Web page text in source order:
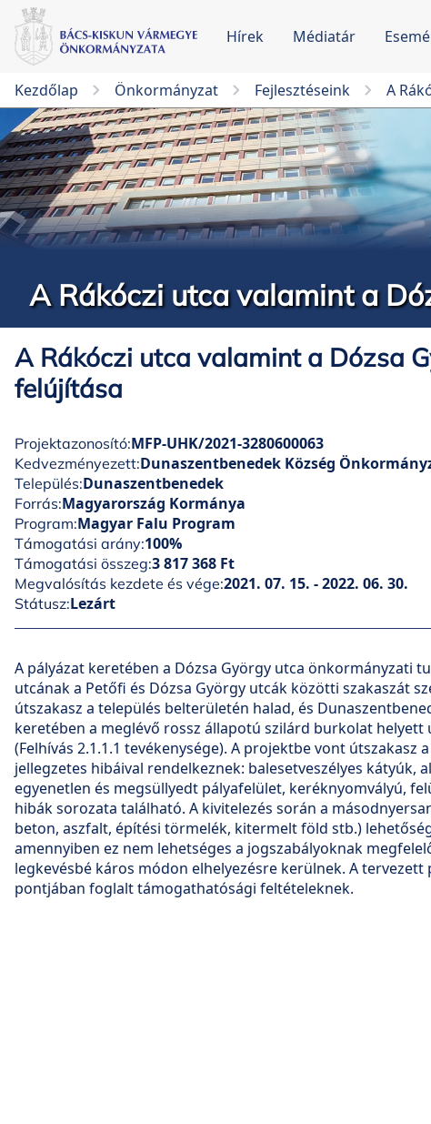
Hírek Médiatár
Kezdőlap Önkormányzat Fejlesztéseink A
A Rákóczi utca valamint a
A Rákóczi utca valamint a Dózsa
felújítása
Projektazonosító:MFP-UHK/2021-3280600063
Kedvezményezett:Dunaszentbenedek Község
Település:Dunaszentbenedek
Forrás:Magyarország Kormánya
Program:Magyar Falu Program
Támogatási arány:100%
Támogatási összeg:3 817 368 Ft
Megvalósítás kezdete és vége:2021. 07. 15. - 2022. 06. 30.
Státusz:Lezárt
A pályázat keretében a Dózsa György utca önkormányzati
utcának a Petőfi és Dózsa György utcák közötti szakaszát
útszakasz a település belterületén halad, és
keretében a meglévő rossz állapotú szilárd burkolat
(Felhívás 2.1.1.1 tevékenysége). A projektbe vont
jellegzetes hibáival rendelkeznek: balesetveszélyes kátyúk,
egyenetlen és megsüllyedt pályafelület, keréknyomvályú,
hibák sorozata található. A kivitelezés során a
beton, aszfalt, építési törmelék, kitermelt föld stb.)
amennyiben ez nem lehetséges a jogszabályoknak
legkevésbé káros módon elhelyezésre kerülnek. A
pontjában foglalt támogathatósági feltételeknek.